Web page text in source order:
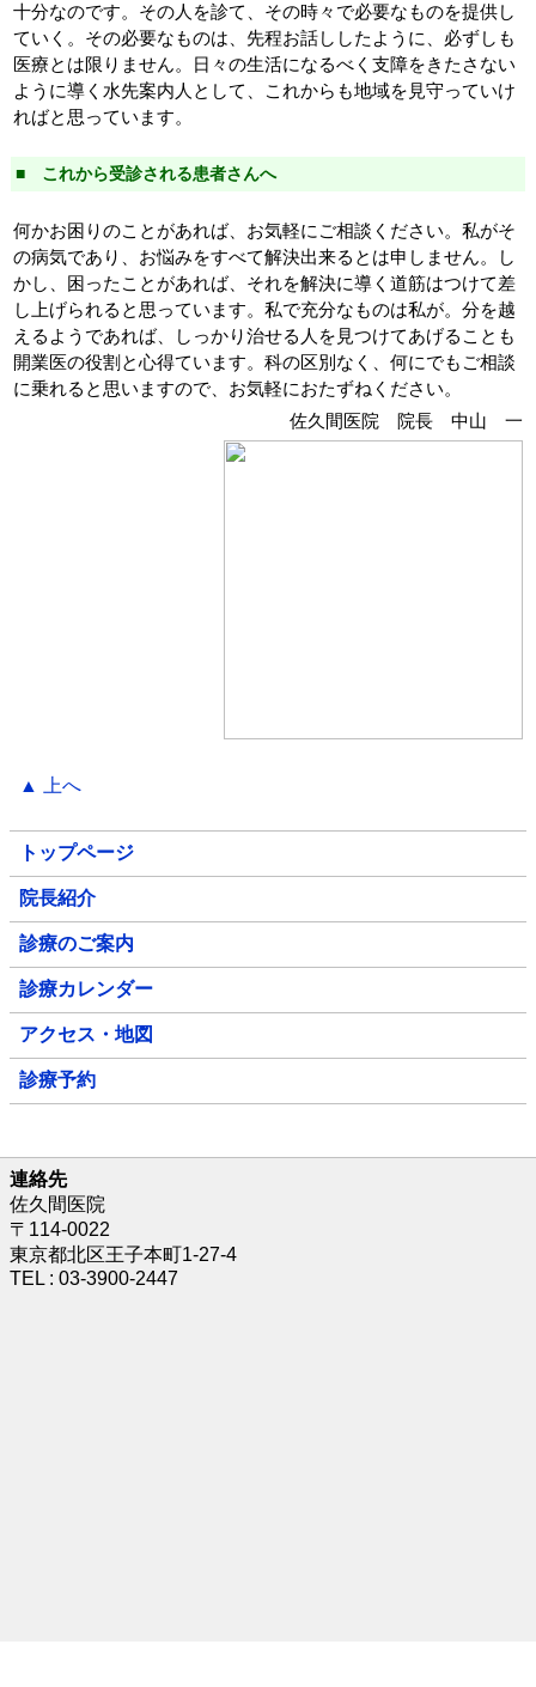
十分なのです。その人を診て、その時々で必要なものを提供し
ていく。その必要なものは、先程お話ししたように、必ずしも
医療とは限りません。日々の生活になるべく支障をきたさない
ように導く水先案内人として、これからも地域を見守っていけ
ればと思っています。
■ これから受診される患者さんへ
何かお困りのことがあれば、お気軽にご相談ください。私がそ
の病気であり、お悩みをすべて解決出来るとは申しません。し
かし、困ったことがあれば、それを解決に導く道筋はつけて差
し上げられると思っています。私で充分なものは私が。分を越
えるようであれば、しっかり治せる人を見つけてあげることも
開業医の役割と心得ています。科の区別なく、何にでもご相談
に乗れると思いますので、お気軽におたずねください。
佐久間医院 院長 中山 一
▲ 上へ
トップページ
院長紹介
診療のご案内
診療カレンダー
アクセス・地図
診療予約
連絡先
佐久間医院
〒114-0022
東京都北区王子本町1-27-4
TEL : 03-3900-2447